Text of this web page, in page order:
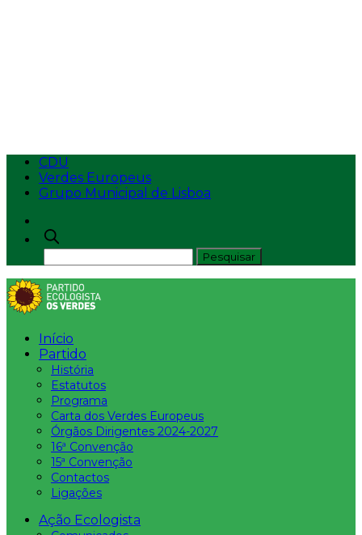
CDU
Verdes Europeus
Grupo Municipal de Lisboa
Início
Partido
História
Estatutos
Programa
Carta dos Verdes Europeus
Órgãos Dirigentes 2024-2027
16ª Convenção
15ª Convenção
Contactos
Ligações
Ação Ecologista